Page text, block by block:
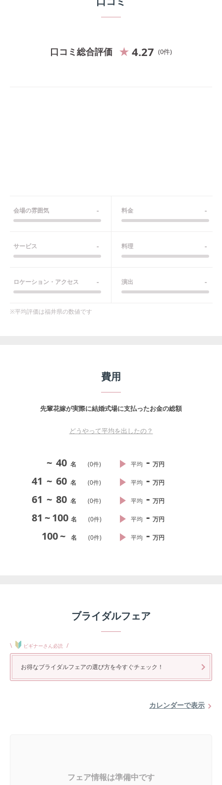
口コミ総合評価 4.27 0件
会場の雰囲気 - 料金 -
サービス - 料理 -
ロケーション・アクセス - 演出 -
※平均評価は福井県の数値です
費用
先輩花嫁が実際に結婚式場に支払ったお金の総額
どうやって平均を出したの？
~ 40 名 (0件) 平均 - 万円
41 ~ 60 名 (0件) 平均 - 万円
61 ~ 80 名 (0件) 平均 - 万円
81 ~100 名 (0件) 平均 - 万円
100~ 名 (0件) 平均 - 万円
ブライダルフェア
\ ビギナーさん必読 /
お得なブライダルフェアの選び方を今すぐチェック！
カレンダーで表示
フェア情報は準備中です